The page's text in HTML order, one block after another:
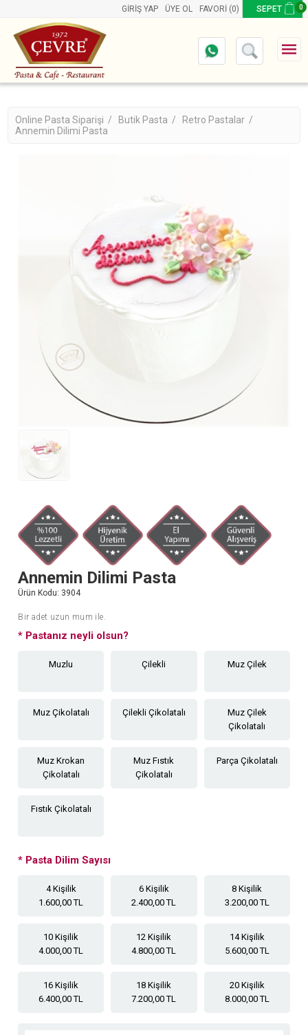
GIRIŞ YAP ÜYE OL FAVORI (0) SEPET 0
Online Pasta Siparişi / Butik Pasta /
Retro Pastalar /
Annemin Dilimi Pasta
Annemin Dilimi Pasta
Ürün Kodu: 3904
Bir adet uzun mum ile.
* Pastanız neyli olsun?
Muzlu Çilekli Muz Çilek
Muz Çikolatalı Çilekli Çikolatalı
Muz Çilek
Çikolatalı
Muz Krokan
Çikolatalı
Muz Fıstık
Çikolatalı
Parça Çikolatalı
Fıstık Çikolatalı
* Pasta Dilim Sayısı
4 Kişilik
1.600,00 TL
6 Kişilik
2.400,00 TL
8 Kişilik
3.200,00 TL
10 Kişilik
4.000,00 TL
12 Kişilik
4.800,00 TL
14 Kişilik
5.600,00 TL
16 Kişilik
6.400,00 TL
18 Kişilik
7.200,00 TL
20 Kişilik
8.000,00 TL